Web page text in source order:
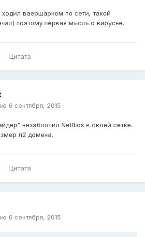
ходил ваершарком по сети, такой
поэтому первая мысль о вирусне.
Цитата
6 сентября, 2015
незаблочил NetBios в своей сетке.
л2 домена.
Цитата
6 сентября, 2015